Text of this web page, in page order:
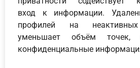
вход к информации.
профилей на
уменьшает объём точек,
конфиденциальные